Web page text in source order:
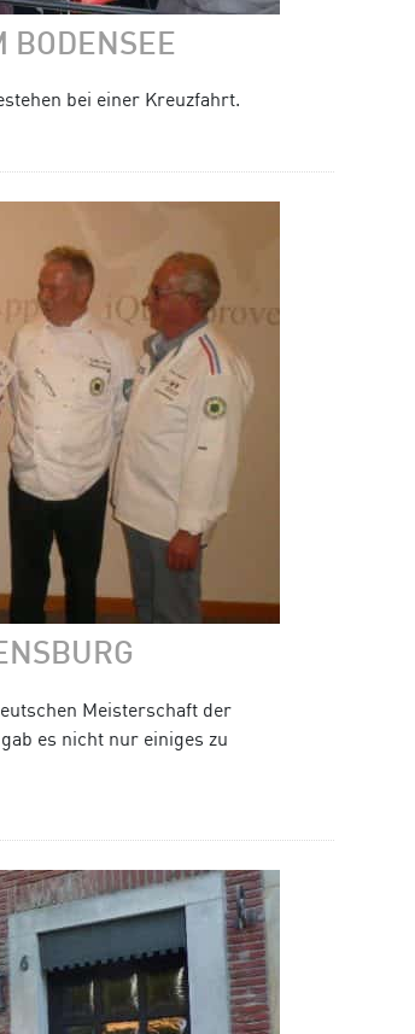
BODENSEE
bei einer Kreuzfahrt.
Meisterschaft der
es nicht nur einiges zu